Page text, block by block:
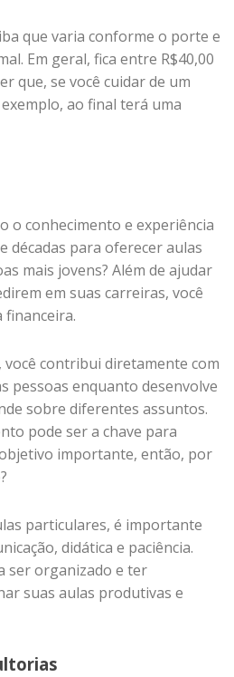
que varia conforme o porte e
Em geral, fica entre R$40,00
que, se você cuidar de um
ao final terá uma
o conhecimento e experiência
décadas para oferecer aulas
mais jovens? Além de ajudar
em suas carreiras, você
financeira.
contribui diretamente com
pessoas enquanto desenvolve
sobre diferentes assuntos.
pode ser a chave para
importante, então, por
particulares, é importante
didática e paciência.
ser organizado e ter
suas aulas produtivas e